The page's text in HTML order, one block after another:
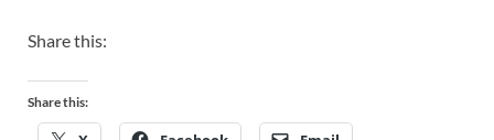
Share this:
Share this: